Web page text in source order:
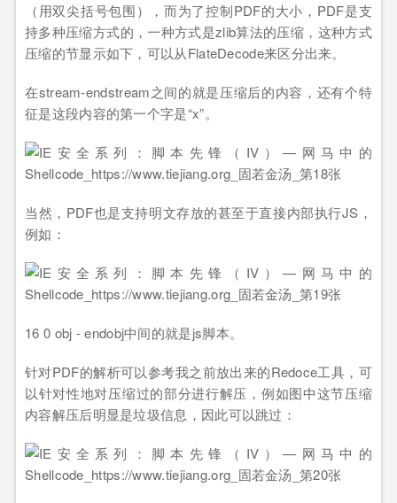
（用双尖括号包围），而为了控制PDF的大小，PDF是支
持多种压缩方式的，一种方式是zlib算法的压缩，这种方式
压缩的节显示如下，可以从FlateDecode来区分出来。
在stream-endstream之间的就是压缩后的内容，还有个特
征是这段内容的第一个字是“x”。
当然，PDF也是支持明文存放的甚至于直接内部执行JS，
例如：
16 0 obj - endobj中间的就是js脚本。
针对PDF的解析可以参考我之前放出来的Redoce工具，可
以针对性地对压缩过的部分进行解压，例如图中这节压缩
内容解压后明显是垃圾信息，因此可以跳过：